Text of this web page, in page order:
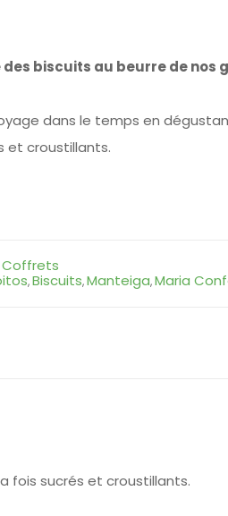
des biscuits au beurre de nos
dans le temps en
et croustillants.
Coffrets
,Biscuits,Manteiga,Maria
fois sucrés et croustillants.